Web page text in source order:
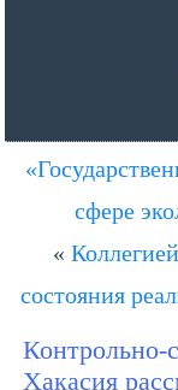
сфере
«
состояния
Контрольно-
Хакасия